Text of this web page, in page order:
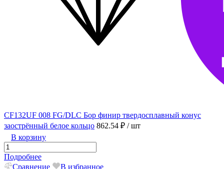
CF132UF 008 FG/DLC Бор финир твердосплавный конус
заострённый белое кольцо 862.54 ₽ / шт
В корзину
Подробнее
Сравнение
В избранное